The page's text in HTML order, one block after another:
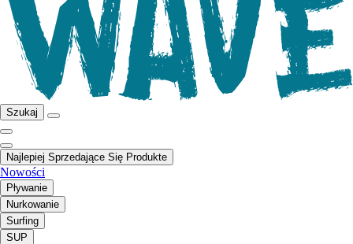
Szukaj
Najlepiej Sprzedające Się Produkte
Nowości
Pływanie
Nurkowanie
Surfing
SUP